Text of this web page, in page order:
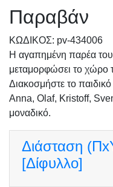
Παραβάν
KΩΔΙΚΟΣ: pv-434006
Η αγαπημένη παρέα του
μεταμορφώσει το χώρο
Διακοσμήστε το
Anna, Olaf, Kristoff,
μοναδικό.
Διάσταση
[Δίφυλλο]